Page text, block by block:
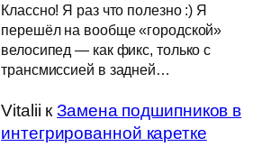
Классно! Я раз что полезно :) Я
перешёл на вообще «городской»
велосипед — как фикс, только с
трансмиссией в задней…
Vitalii кЗамена подшипников в
интегрированной каретке